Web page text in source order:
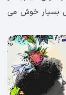
بسیار خوش می